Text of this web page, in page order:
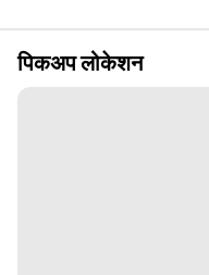
पिकअप लोकेशन